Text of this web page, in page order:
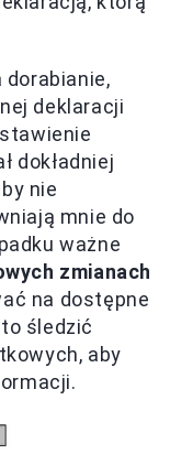
deklaracji
dokładniej
nie
mnie do
ważne
zmianach
na dostępne
śledzić
aby